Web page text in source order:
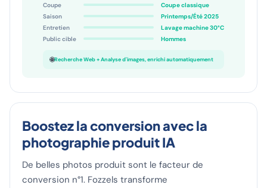
Coupe
Coupe classique
Saison
Printemps/Été 2025
Entretien
Lavage machine 30°C
Public cible
Hommes
🌐Recherche Web + Analyse d'images, enrichi automatiquement
Boostez la conversion avec la
photographie produit IA
De belles photos produit sont le facteur de
conversion n°1. Fozzels transforme